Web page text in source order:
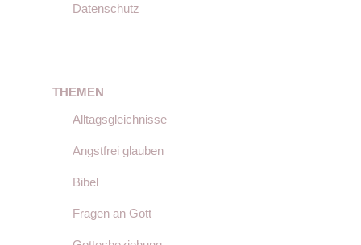
Datenschutz
THEMEN
Alltagsgleichnisse
Angstfrei glauben
Bibel
Fragen an Gott